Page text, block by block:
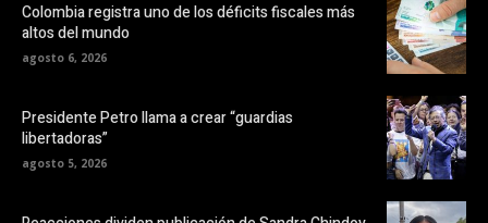
Colombia registra uno de los déficits fiscales más
altos del mundo
agosto 6, 2026
Presidente Petro llama a crear “guardias
libertadoras”
agosto 5, 2026